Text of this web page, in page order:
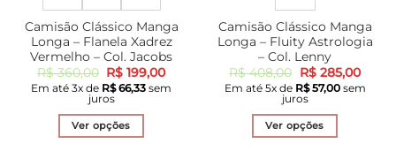
Camisão Clássico Manga
Longa – Flanela Xadrez
Vermelho – Col. Jacobs
R$360,00 O
preço
original
era:
R$ 360,00.
R$ 199,00O
preço
atual
Em até 3x de R$66,33 sem
juros
Ver opções
Camisão Clássico Manga
Longa – Fluity Astrologia
– Col. Lenny
R$408,00 O
preço
original
era:
R$ 408,00.
R$285,00O
preço
atual
Em até 5x de R$57,00sem
juros
Ver opções